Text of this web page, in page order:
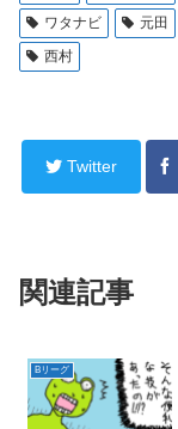
ワタナビ 元田
西村
Twitter
関連記事
Bリーグ